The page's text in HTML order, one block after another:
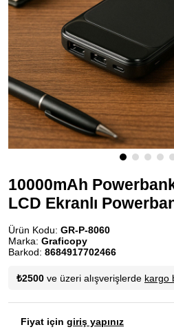
10000mAh
LCD Ekranlı
Ürün Kodu: GR-P-8060
Marka: Graficopy
Barkod: 8684917702466
₺2500 ve üzeri alışverişlerde kargo
Fiyat için giriş yapınız